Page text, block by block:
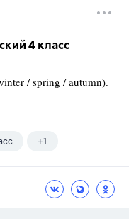
4 класс
/ spring / autumn).
+1